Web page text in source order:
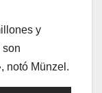
y
son
notó Münzel.